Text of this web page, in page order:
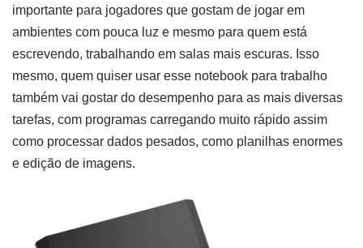
importante para jogadores que gostam de jogar em
ambientes com pouca luz e mesmo para quem está
escrevendo, trabalhando em salas mais escuras. Isso
mesmo, quem quiser usar esse notebook para trabalho
também vai gostar do desempenho para as mais diversas
tarefas, com programas carregando muito rápido assim
como processar dados pesados, como planilhas enormes
e edição de imagens.